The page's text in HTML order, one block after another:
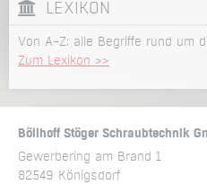
LEXIKON
Von A–Z: alle Begriffe rund um
Zum Lexikon >>
Böllhoff Stöger Schraubtechnik
Gewerbering am Brand 1
82549 Königsdorf